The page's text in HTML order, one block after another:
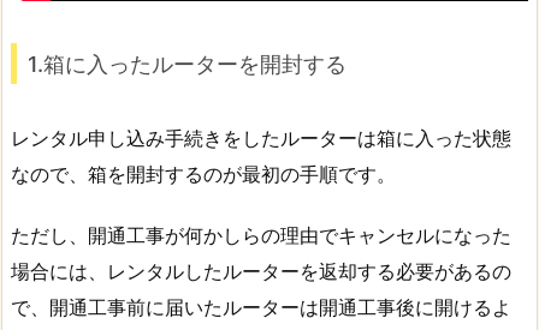
1.箱に入ったルーターを開封する
レンタル申し込み手続きをしたルーターは箱に入った状態
なので、箱を開封するのが最初の手順です。
ただし、開通工事が何かしらの理由でキャンセルになった
場合には、レンタルしたルーターを返却する必要があるの
で、開通工事前に届いたルーターは開通工事後に開けるよ